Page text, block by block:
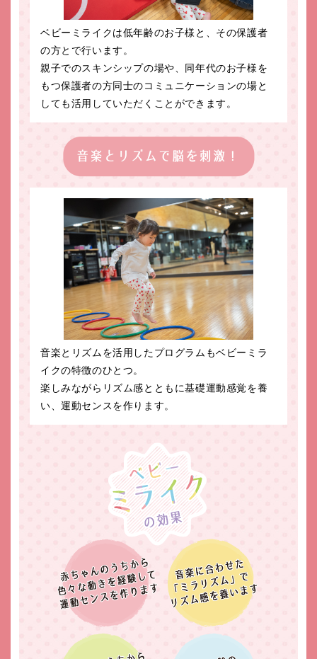
ベビーミライクは低年齢のお子様と、その保護者
の方とで行います。
親子でのスキンシップの場や、同年代のお子様を
もつ保護者の方同士のコミュニケーションの場と
しても活用していただくことができます。
音楽とリズムを活用したプログラムもベビーミラ
イクの特徴のひとつ。
楽しみながらリズム感とともに基礎運動感覚を養
い、運動センスを作ります。